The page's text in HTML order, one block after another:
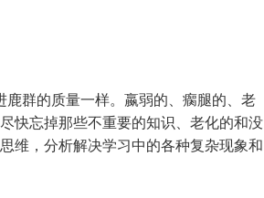
群的质量一样。嬴弱的、瘸腿的、老
快忘掉那些不重要的知识、老化的和没
维，分析解决学习中的各种复杂现象和